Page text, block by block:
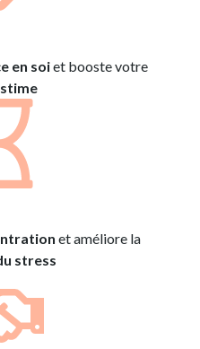
en soiet booste votre
et améliore la
stress